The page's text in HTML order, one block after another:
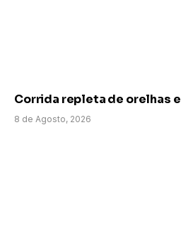
Corrida repleta de orelhas
8 de Agosto, 2026